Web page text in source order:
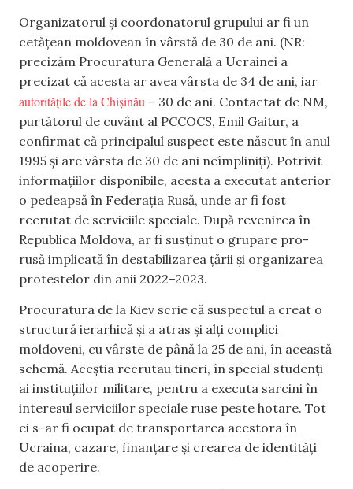
Organizatorul și coordonatorul grupului ar fi un
cetățean moldovean în vârstă de 30 de ani. (NR:
precizăm Procuratura Generală a Ucrainei a
precizat că acesta ar avea vârsta de 34 de ani, iar
autoritățile de la Chișinău – 30 de ani. Contactat de NM,
purtătorul de cuvânt al PCCOCS, Emil Gaitur, a
confirmat că principalul suspect este născut în anul
1995 și are vârsta de 30 de ani neîmpliniți). Potrivit
informațiilor disponibile, acesta a executat anterior
o pedeapsă în Federația Rusă, unde ar fi fost
recrutat de serviciile speciale. După revenirea în
Republica Moldova, ar fi susținut o grupare pro-
rusă implicată în destabilizarea țării și organizarea
protestelor din anii 2022–2023.
Procuratura de la Kiev scrie că suspectul a creat o
structură ierarhică și a atras și alți complici
moldoveni, cu vârste de până la 25 de ani, în această
schemă. Aceștia recrutau tineri, în special studenți
ai instituțiilor militare, pentru a executa sarcini în
interesul serviciilor speciale ruse peste hotare. Tot
ei s-ar fi ocupat de transportarea acestora în
Ucraina, cazare, finanțare și crearea de identități
de acoperire.